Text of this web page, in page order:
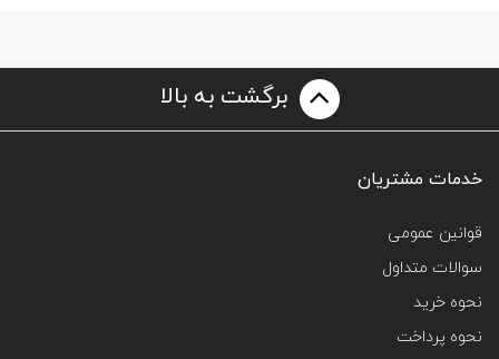
برگشت به بالا
خدمات مشتریان
قوانین عمومی
سوالات متداول
نحوه خرید
نحوه پرداخت